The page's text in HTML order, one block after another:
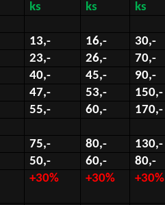
ks
ks
ks
13,- 16,-
30,-
23,- 26,-
70,-
40,- 45,-
90,-
47,- 53,-
150,-
55,- 60,- 170,-
75,- 80,-
130,-
50,- 60,-
80,-
+30% +30% +30%